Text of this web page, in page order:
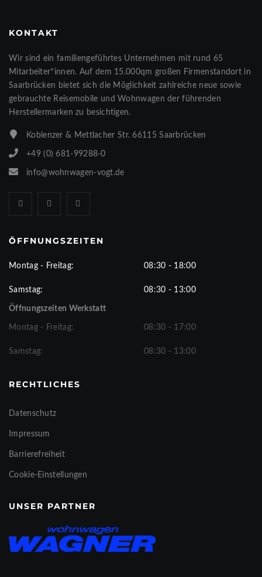
KONTAKT
Wir sind ein familiengeführtes Unternehmen mit rund 65
Mitarbeiter*innen. Auf dem 15.000qm großen Firmenstandort in
Saarbrücken bietet sich die Möglichkeit zahlreiche neue sowie
gebrauchte Reisemobile und Wohnwagen der führenden
Herstellermarken zu besichtigen.
Koblenzer & Mettlacher Str. 66115 Saarbrücken
+49 (0) 681-99288-0
info@wohnwagen-vogt.de
ÖFFNUNGSZEITEN
Montag - Freitag: 08:30 - 18:00
Samstag: 08:30 - 13:00
Öffnungszeiten Werkstatt
Montag - Freitag: 08:30 - 17:00
Samstag: 08:30 - 13:00
RECHTLICHES
Datenschutz
Impressum
Barrierefreiheit
Cookie-Einstellungen
UNSER PARTNER